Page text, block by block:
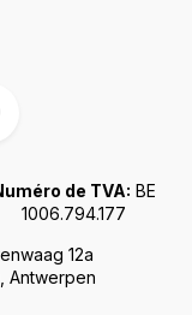
12a
Antwerpen
de TVA: BE
1006.794.177